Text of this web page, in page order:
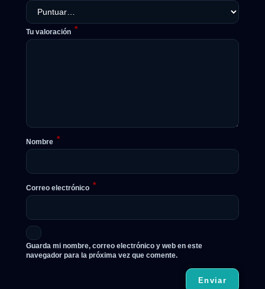
Tu valoración *
Nombre *
Correo electrónico *
Guarda mi nombre, correo electrónico y web en este
navegador para la próxima vez que comente.